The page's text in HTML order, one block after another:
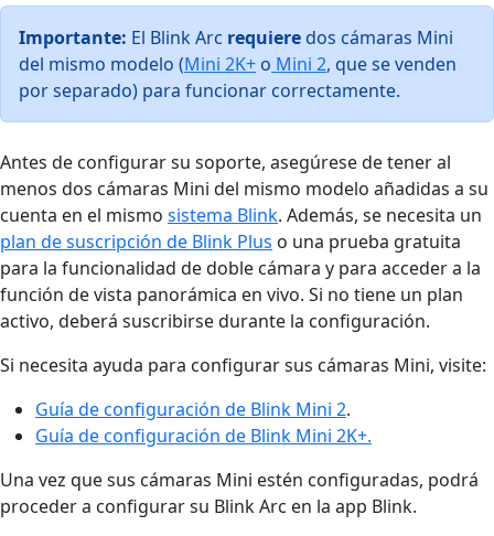
Importante: El Blink Arc requiere dos cámaras Mini
del mismo modelo (Mini 2K+ o Mini 2, que se venden
por separado) para funcionar correctamente.
Antes de configurar su soporte, asegúrese de tener al
menos dos cámaras Mini del mismo modelo añadidas a su
cuenta en el mismo sistema Blink. Además, se necesita un
plan de suscripción de Blink Plus o una prueba gratuita
para la funcionalidad de doble cámara y para acceder a la
función de vista panorámica en vivo. Si no tiene un plan
activo, deberá suscribirse durante la configuración.
Si necesita ayuda para configurar sus cámaras Mini, visite:
Guía de configuración de Blink Mini 2.
Guía de configuración de Blink Mini 2K+.
Una vez que sus cámaras Mini estén configuradas, podrá
proceder a configurar su Blink Arc en la app Blink.